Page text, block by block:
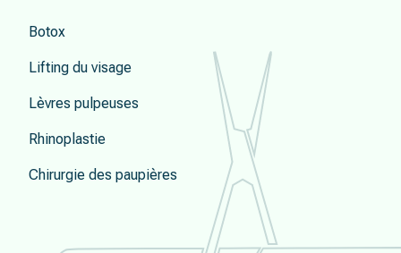
Botox
Lifting du visage
Lèvres pulpeuses
Rhinoplastie
Chirurgie des paupières